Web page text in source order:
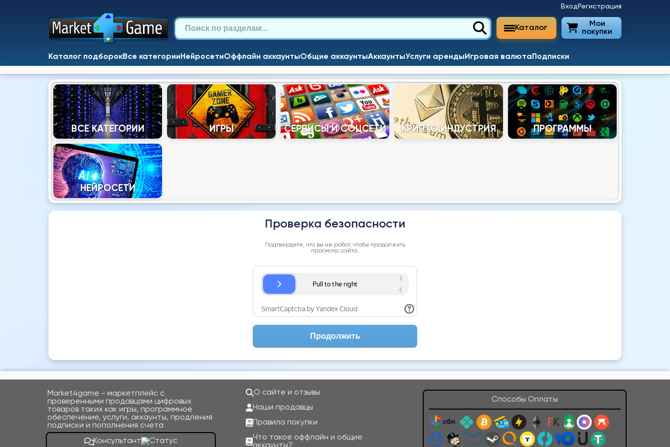
Каталог
Мои
покупки
Вход Регистрация
Каталог подборокВсе категории НейросетиОффлайн аккаунтыОбщие аккаунтыАккаунтыУслуги арендыИгровая валюта Подписки
ВСЕ КАТЕГОРИИ ИГРЫ СЕРВИСЫ И СОЦСЕТИ КРИПТО ИНДУСТРИЯ ПРОГРАММЫ
НЕЙРОСЕТИ
Проверка безопасности
Подтвердите, что вы не робот, чтобы продолжить
просмотр сайта.
Продолжить
Market4game - маркетплейс с
проверенными продавцами цифровых
товаров таких как игры, программное
обеспечение, услуги, аккаунты, продления
подписки и пополнения счета
Консультант
О сайте и отзывы
Наши продавцы
Правила покупки
Что такое оффлайн и общие
Способы Оплаты